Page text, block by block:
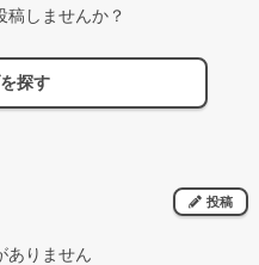
稿しませんか？
探す
投稿
ありません